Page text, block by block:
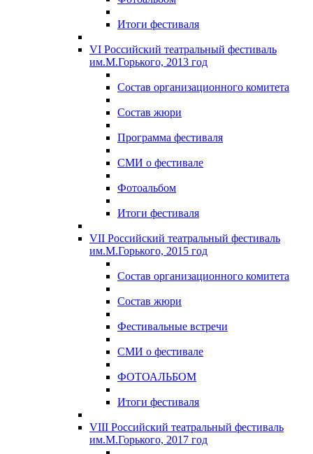
Итоги фестиваля
VI Российский театральный фестиваль
им.М.Горького, 2013 год
Состав организационного комитета
Состав жюри
Программа фестиваля
СМИ о фестивале
Фотоальбом
Итоги фестиваля
VII Российский театральный фестиваль
им.М.Горького, 2015 год
Состав организационного комитета
Состав жюри
Фестивальные встречи
СМИ о фестивале
ФОТОАЛЬБОМ
Итоги фестиваля
VIII Российский театральный фестиваль
им.М.Горького, 2017 год